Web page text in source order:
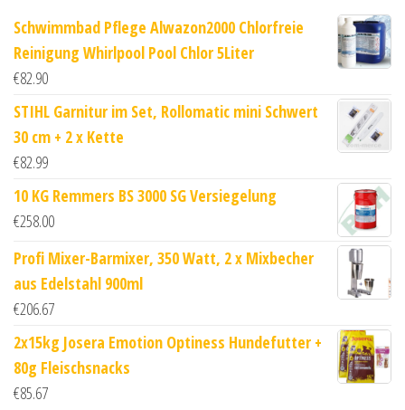
Schwimmbad Pflege Alwazon2000 Chlorfreie
Reinigung Whirlpool Pool Chlor 5Liter
€82.90
STIHL Garnitur im Set, Rollomatic mini Schwert
30 cm + 2 x Kette
€82.99
10 KG Remmers BS 3000 SG Versiegelung
€258.00
Profi Mixer-Barmixer, 350 Watt, 2 x Mixbecher
aus Edelstahl 900ml
€206.67
2x15kg Josera Emotion Optiness Hundefutter +
80g Fleischsnacks
€85.67